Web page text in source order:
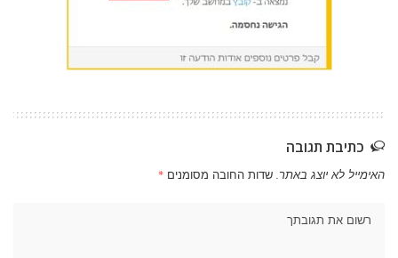
כתיבת תגובה
האימייל לא יוצג באתר. שדות החובה מסומנים *